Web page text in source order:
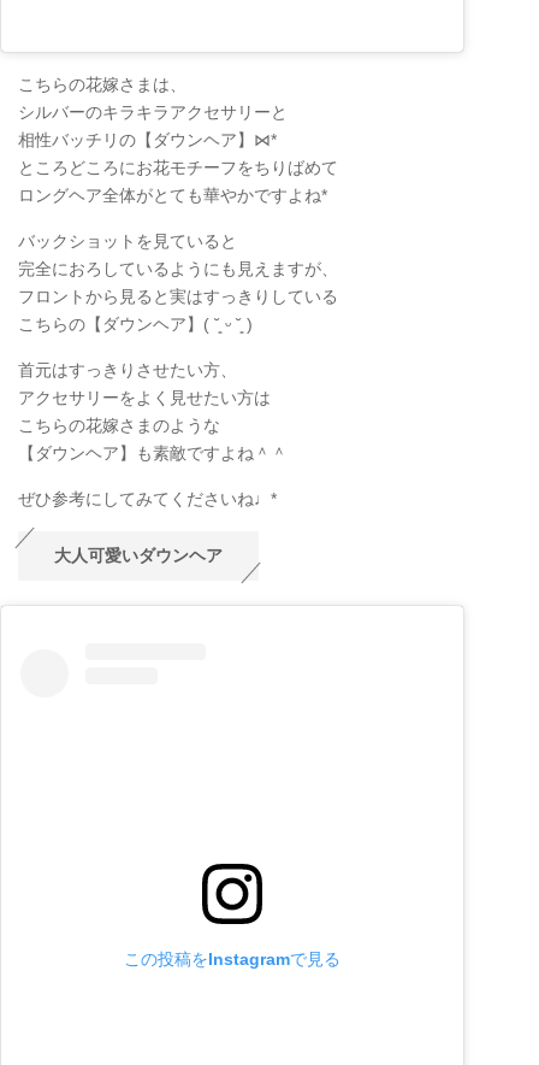
こちらの花嫁さまは、
シルバーのキラキラアクセサリーと
相性バッチリの【ダウンヘア】⋈*
ところどころにお花モチーフをちりばめて
ロングヘア全体がとても華やかですよね*
バックショットを見ていると
完全におろしているようにも見えますが、
フロントから見ると実はすっきりしている
こちらの【ダウンヘア】( ˘͈ ᵕ ˘͈ )
首元はすっきりさせたい方、
アクセサリーをよく見せたい方は
こちらの花嫁さまのような
【ダウンヘア】も素敵ですよね＾＾
ぜひ参考にしてみてくださいね♩*
大人可愛いダウンヘア
この投稿をInstagramで見る